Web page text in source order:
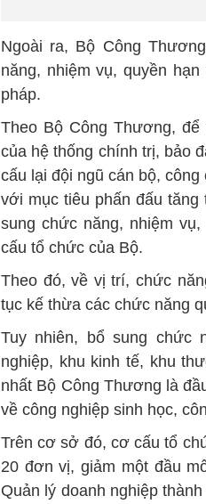
Ngoài ra, Bộ Công
năng, nhiệm vụ, quyền
pháp.
Theo Bộ Công Thương,
của hệ thống chính trị, bảo
cấu lại đội ngũ cán bộ,
với mục tiêu phấn đấu
sung chức năng, nhiệm
cấu tổ chức của Bộ.
Theo đó, về vị trí, chức
tục kế thừa các chức năng
Tuy nhiên, bổ sung chức
nghiệp, khu kinh tế, khu
nhất Bộ Công Thương là
về công nghiệp sinh học,
Trên cơ sở đó, cơ cấu tổ
20 đơn vị, giảm một đầu
Quản lý doanh nghiệp